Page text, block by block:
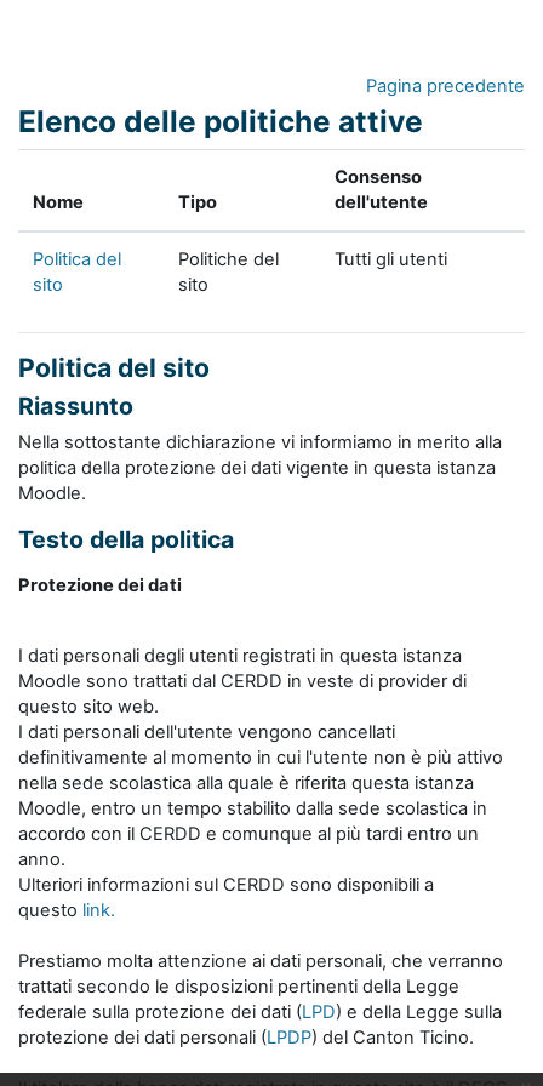
Pagina precedente
Elenco delle politiche attive
Nome Tipo
Consenso
dell'utente
Politica del
sito
Politiche del
sito
Tutti gli utenti
Politica del sito
Riassunto
Nella sottostante dichiarazione vi informiamo in merito alla
politica della protezione dei dati vigente in questa istanza
Moodle.
Testo della politica
Protezione dei dati
I dati personali degli utenti registrati in questa istanza
Moodle sono trattati dal CERDD in veste di provider di
questo sito web.
I dati personali dell'utente vengono cancellati
definitivamente al momento in cui l'utente non è più attivo
nella sede scolastica alla quale è riferita questa istanza
Moodle, entro un tempo stabilito dalla sede scolastica in
accordo con il CERDD e comunque al più tardi entro un
anno.
Ulteriori informazioni sul CERDD sono disponibili a
questo link.
Prestiamo molta attenzione ai dati personali, che verranno
trattati secondo le disposizioni pertinenti della Legge
federale sulla protezione dei dati (LPD) e della Legge sulla
protezione dei dati personali (LPDP) del Canton Ticino.